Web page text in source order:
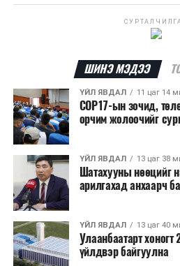
магадлалын ерөнхий
Мөн Нийслэлийн иргэдийн
2025 оны 25/01 дүгээр
хувийн хэвшлийн түншлэлээр
төслийн жагсаалт”-д лаг
барих төслийг төр, хувийн
хэлбэрээр хэрэгжүүлэхээр
Лаг хатаах, шатаах технологи
байгууламжаас гардаг лагийг
аргаар боловсруулж,
зориулалттай. Лагийг өндөр
эзлэхүүн нь 90 хүртэл хувиар
ШИНЭ МЭДЭЭ
ҮЙЛ ЯВДАЛ 11 цаг 14
COP17-ын зочид,
орчим жолоочийг
ҮЙЛ ЯВДАЛ 13 цаг 38
Шатахууны нөөцийг
арилгахад анхаарч
ҮЙЛ ЯВДАЛ 13 цаг 40
Улаанбаатарт
үйлдвэр байгуулна